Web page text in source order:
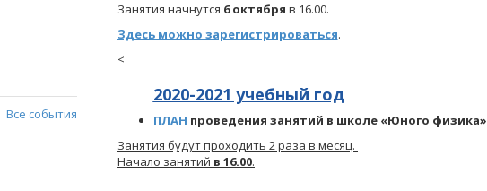
Все события
Занятия начнутся 6 октября в 16.00.
Здесь можно зарегистрироваться.
<
2020-2021 учебный год
ПЛАН проведения занятий в школе «Юного физика»
Занятия будут проходить 2 раза в месяц.
Начало занятий в 16.00.